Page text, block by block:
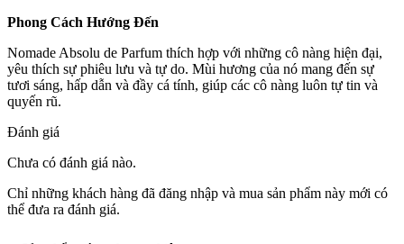
Phong Cách Hướng Đến
Nomade Absolu de Parfum thích hợp với những cô nàng hiện đại,
yêu thích sự phiêu lưu và tự do. Mùi hương của nó mang đến sự
tươi sáng, hấp dẫn và đầy cá tính, giúp các cô nàng luôn tự tin và
quyến rũ.
Đánh giá
Chưa có đánh giá nào.
Chỉ những khách hàng đã đăng nhập và mua sản phẩm này mới có
thể đưa ra đánh giá.